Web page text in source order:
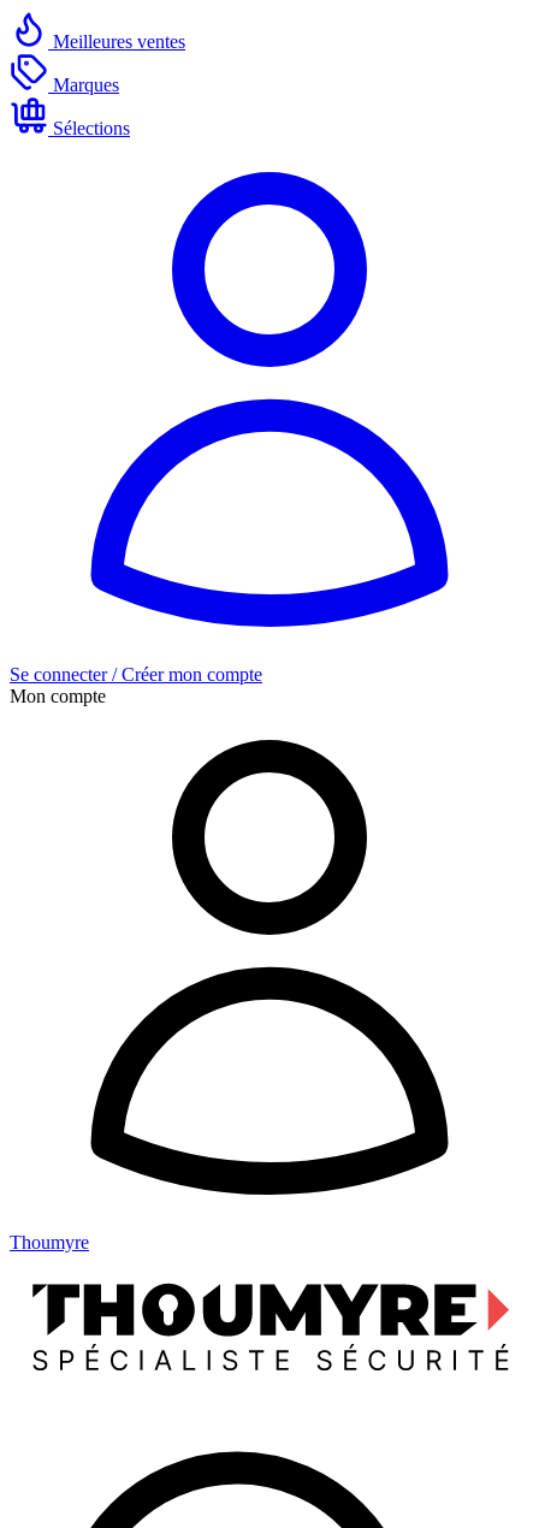
Meilleures ventes
Marques
Sélections
Se connecter / Créer mon compte
Mon compte
Thoumyre